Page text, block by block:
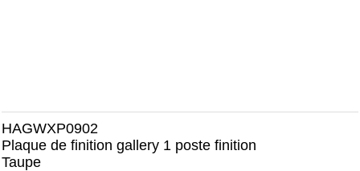
HAGWXP0902
Plaque de finition gallery 1 poste finition
Taupe